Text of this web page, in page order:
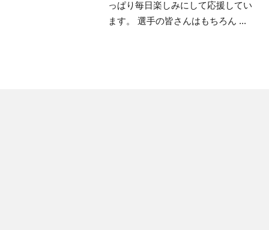
っぱり毎日楽しみにして応援してい
ます。 選手の皆さんはもちろん ...